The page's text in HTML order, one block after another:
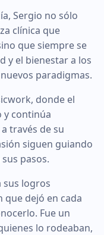
Sergio no sólo
clínica que
que siempre se
y el bienestar a los
paradigmas.
donde el
y continúa
través de su
siguen guiando
pasos.
sus logros
que dejó en cada
Fue un
lo rodeaban,